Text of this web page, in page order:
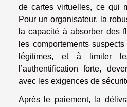
de cartes virtuelles, ce qui
Pour un organisateur, la
la capacité à absorber des
les comportements
légitimes, et à limiter
l’authentification forte,
avec les exigences de
Après le paiement, la